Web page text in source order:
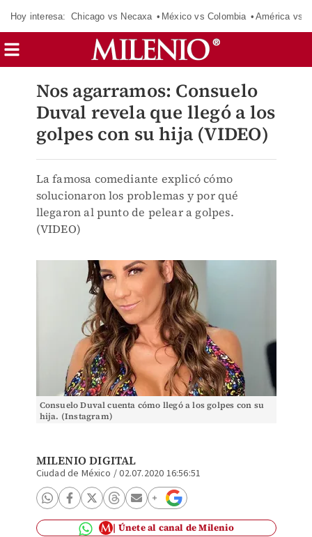
Hoy interesa: Chicago vs Necaxa México vs Colombia América vs
Nos agarramos: Consuelo
Duval revela que llegó a los
golpes con su hija (VIDEO)
La famosa comediante explicó cómo
solucionaron los problemas y por qué
llegaron al punto de pelear a golpes.
(VIDEO)
Consuelo Duval cuenta cómo llegó a los golpes con su
hija. (Instagram)
MILENIO DIGITAL
Ciudad de México /02.07.2020 16:56:51
Únete al canal de Milenio